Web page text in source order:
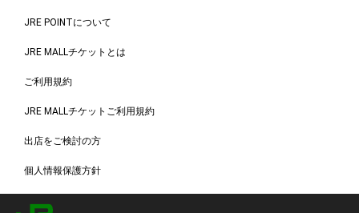
JRE POINTについて
JRE MALLチケットとは
ご利用規約
JRE MALLチケットご利用規約
出店をご検討の方
個人情報保護方針